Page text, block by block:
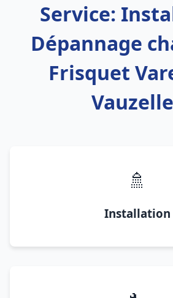
Service:
Dépannage
Frisquet
🚿
Installation